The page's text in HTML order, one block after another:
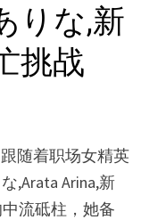
りな,新
挑战
随着职场女精英
,Arata Arina,新
流砥柱，她备